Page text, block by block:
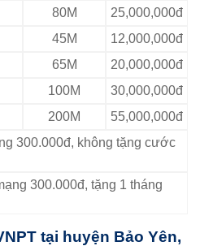
80M
25,000,000đ
45M
12,000,000đ
65M
20,000,000đ
100M
30,000,000đ
200M
55,000,000đ
300.000đ, không tặng cước
300.000đ, tặng 1 tháng
tại huyện Bảo Yên,